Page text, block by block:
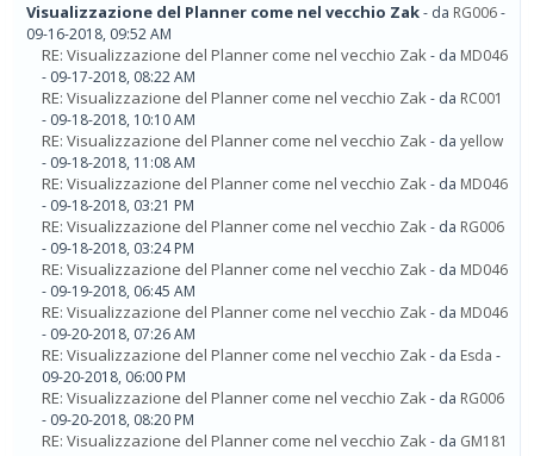
Visualizzazione del Planner come nel vecchio Zak- da RG006-
09-16-2018, 09:52 AM
RE: Visualizzazione del Planner come nel vecchio Zak- da MD046
- 09-17-2018, 08:22 AM
RE: Visualizzazione del Planner come nel vecchio Zak- da RC001
- 09-18-2018, 10:10 AM
RE: Visualizzazione del Planner come nel vecchio Zak- da yellow
- 09-18-2018, 11:08 AM
RE: Visualizzazione del Planner come nel vecchio Zak- da MD046
- 09-18-2018, 03:21 PM
RE: Visualizzazione del Planner come nel vecchio Zak- da RG006
- 09-18-2018, 03:24 PM
RE: Visualizzazione del Planner come nel vecchio Zak- da MD046
- 09-19-2018, 06:45 AM
RE: Visualizzazione del Planner come nel vecchio Zak- da MD046
- 09-20-2018, 07:26 AM
RE: Visualizzazione del Planner come nel vecchio Zak- da Esda -
09-20-2018, 06:00 PM
RE: Visualizzazione del Planner come nel vecchio Zak- da RG006
- 09-20-2018, 08:20 PM
RE: Visualizzazione del Planner come nel vecchio Zak- da GM181